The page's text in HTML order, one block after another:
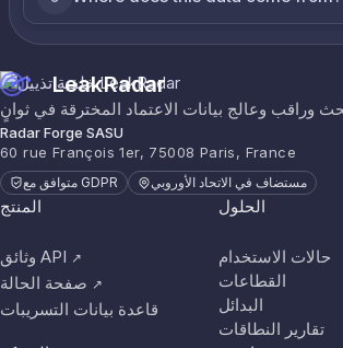
LeakRadar
Radar Forge SASU
60 rue François 1er, 75008 Paris, France
متوافق مع GDPR مستضاف في الاتحاد الأوروبي
المنتج
وثائق API ↗
صفحة الحالة ↗
قاعدة بيانات التسريبات
الحلول
حالات الاستخدام
القطاعات
البدائل
تقارير النطاقات